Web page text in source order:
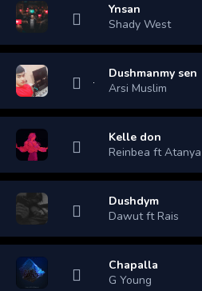
Ynsan
Shady West
Dushmanmy sen
Arsi Muslim
Kelle don
Reinbea ft Atanya
Dushdym
Dawut ft Rais
Chapalla
G Young